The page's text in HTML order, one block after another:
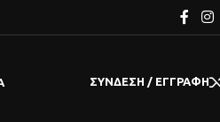
ΣΎΝΔΕΣΗ / ΕΓΓΡΑΦΉ